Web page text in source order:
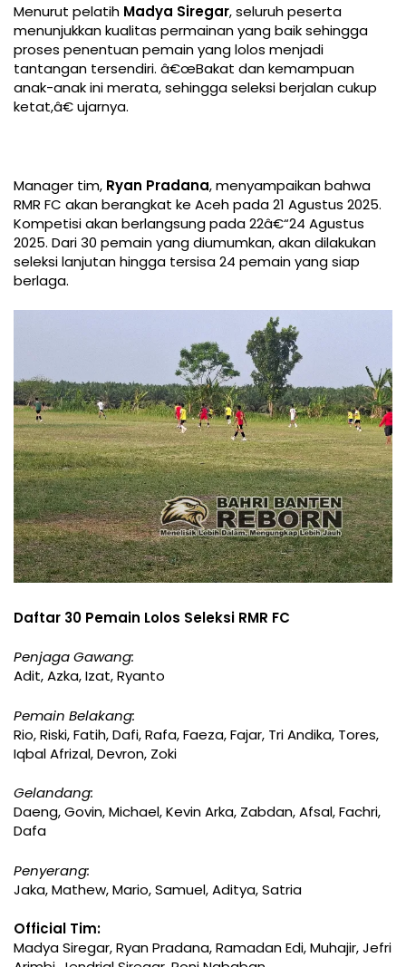
Menurut pelatih Madya Siregar, seluruh peserta
menunjukkan kualitas permainan yang baik sehingga
proses penentuan pemain yang lolos menjadi
tantangan tersendiri. â€œBakat dan kemampuan
anak-anak ini merata, sehingga seleksi berjalan cukup
ketat,â€ ujarnya.
Manager tim, Ryan Pradana, menyampaikan bahwa
RMR FC akan berangkat ke Aceh pada 21 Agustus 2025.
Kompetisi akan berlangsung pada 22â€“24 Agustus
2025. Dari 30 pemain yang diumumkan, akan dilakukan
seleksi lanjutan hingga tersisa 24 pemain yang siap
berlaga.
Daftar 30 Pemain Lolos Seleksi RMR FC
Penjaga Gawang:
Adit, Azka, Izat, Ryanto
Pemain Belakang:
Rio, Riski, Fatih, Dafi, Rafa, Faeza, Fajar, Tri Andika, Tores,
Iqbal Afrizal, Devron, Zoki
Gelandang:
Daeng, Govin, Michael, Kevin Arka, Zabdan, Afsal, Fachri,
Dafa
Penyerang:
Jaka, Mathew, Mario, Samuel, Aditya, Satria
Official Tim:
Madya Siregar, Ryan Pradana, Ramadan Edi, Muhajir, Jefri